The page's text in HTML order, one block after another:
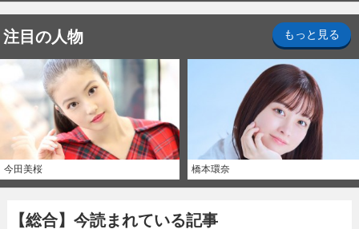
注目の人物 もっと見る
今田美桜 橋本環奈
【総合】今読まれている記事